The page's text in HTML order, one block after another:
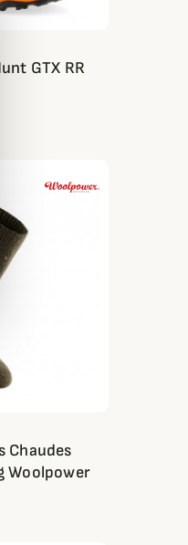
GTX RR
Chaudes
Woolpower